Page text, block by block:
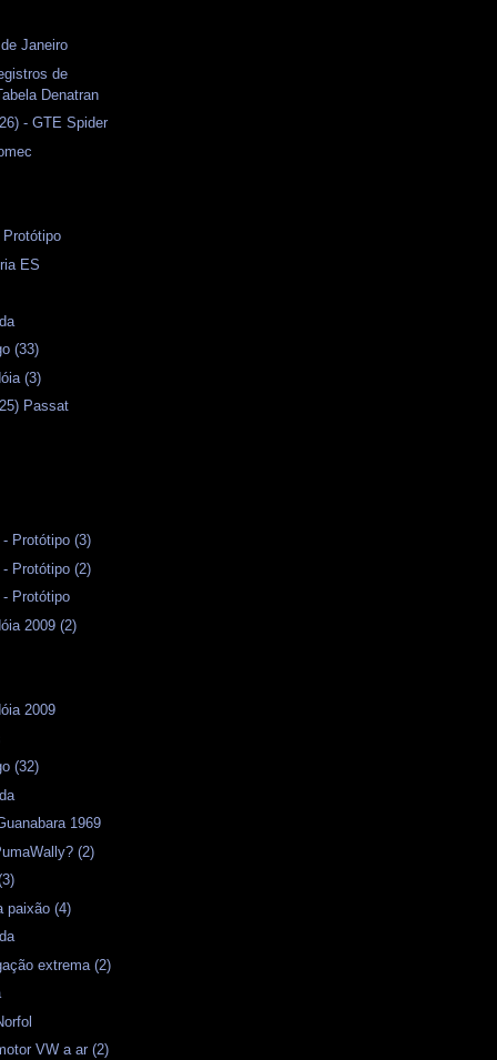
Janeiro
de
Denatran
- GTE Spider
Protótipo
ES
(33)
(3)
Passat
Protótipo (3)
Protótipo (2)
Protótipo
2009 (2)
2009
(32)
1969
(2)
paixão (4)
extrema (2)
VW a ar (2)